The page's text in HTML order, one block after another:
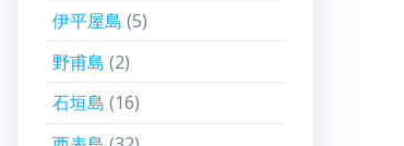
伊平屋島 (5)
野甫島 (2)
石垣島 (16)